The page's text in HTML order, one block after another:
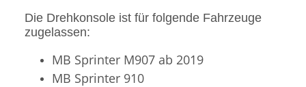
Die Drehkonsole ist für folgende Fahrzeuge
zugelassen:
MB Sprinter M907 ab 2019
MB Sprinter 910